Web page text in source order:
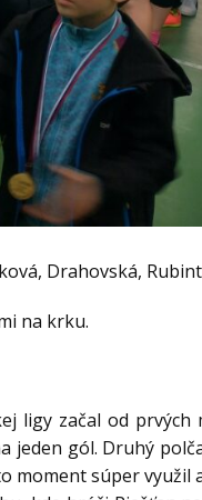
Drahovská,
na krku.
ligy začal od
jeden gól. Druhý
moment súper využil